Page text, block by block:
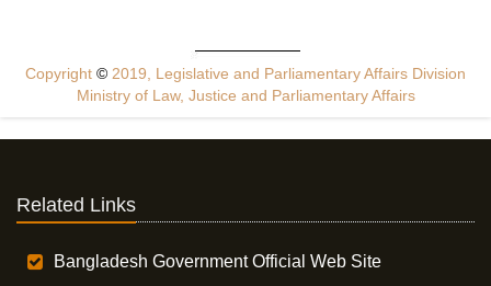
Copyright © 2019, Legislative and Parliamentary Affairs Division
Ministry of Law, Justice and Parliamentary Affairs
Related Links
Bangladesh Government Official Web Site